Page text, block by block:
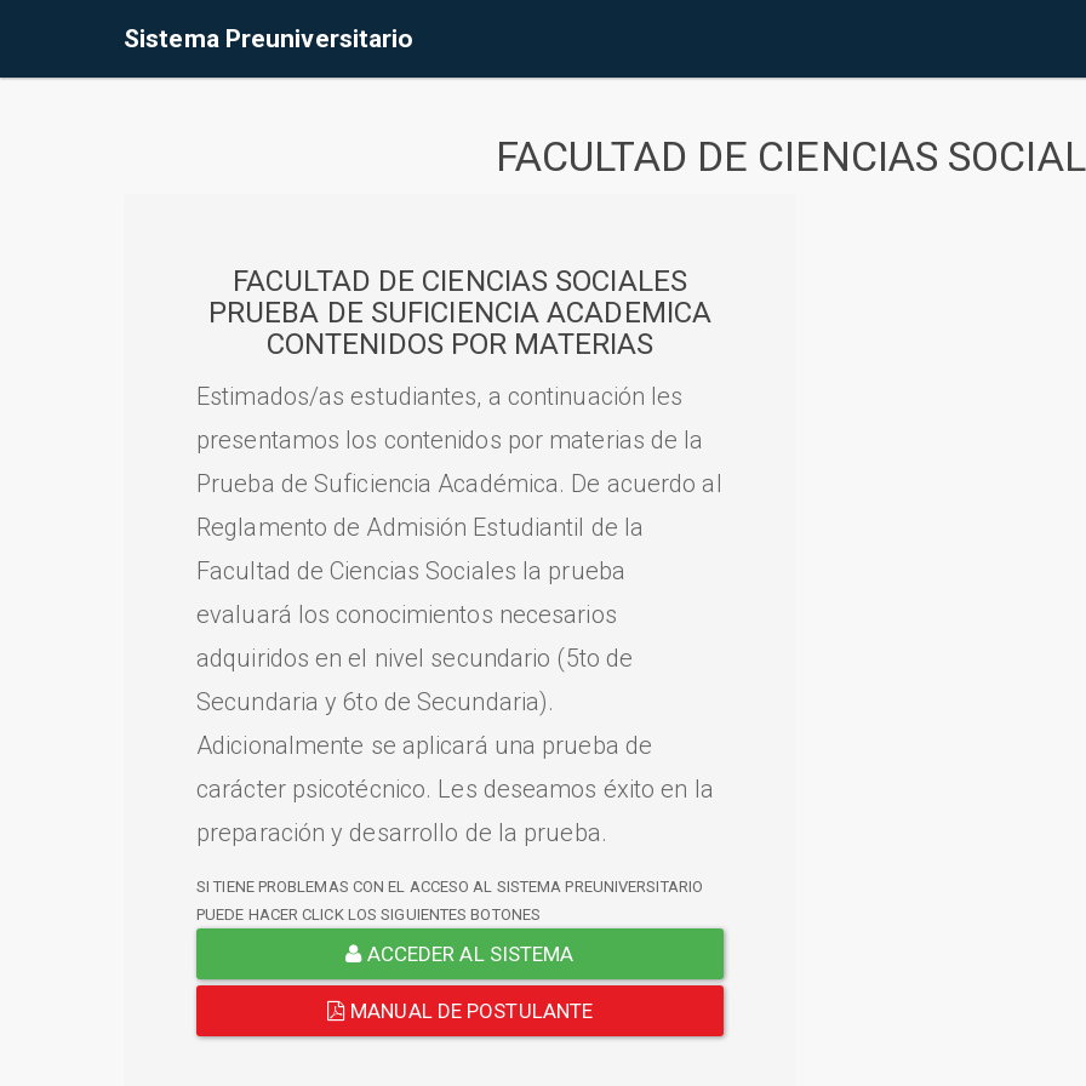
Sistema Preuniversitario
FACULTAD DE CIENCIAS
FACULTAD DE CIENCIAS SOCIALES
PRUEBA DE SUFICIENCIA ACADEMICA
CONTENIDOS POR MATERIAS
Estimados/as estudiantes, a continuación les
presentamos los contenidos por materias de la
Prueba de Suficiencia Académica. De acuerdo al
Reglamento de Admisión Estudiantil de la
Facultad de Ciencias Sociales la prueba
evaluará los conocimientos necesarios
adquiridos en el nivel secundario (5to de
Secundaria y 6to de Secundaria).
Adicionalmente se aplicará una prueba de
carácter psicotécnico. Les deseamos éxito en la
preparación y desarrollo de la prueba.
SI TIENE PROBLEMAS CON EL ACCESO AL SISTEMA PREUNIVERSITARIO
PUEDE HACER CLICK LOS SIGUIENTES BOTONES
ACCEDER AL SISTEMA
MANUAL DE POSTULANTE